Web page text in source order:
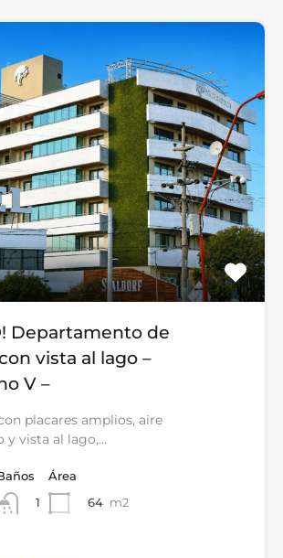
Departamento de
vista al lago –
V –
placares amplios, aire
y vista al lago,…
1
Área
64 m2